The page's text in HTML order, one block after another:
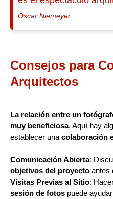
Oscar Niemeyer
Consejos para
Arquitectos
La relación entre un
muy beneficiosa. Aquí hay
establecer una colaboración
Comunicación Abierta:
objetivos del proyecto antes
Visitas Previas al Sitio:
sesión de fotos puede